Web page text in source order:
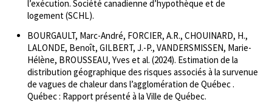
l’exécution. Société canadienne d’hypothèque et de
logement (SCHL).
BOURGAULT, Marc-André, FORCIER, A.R., CHOUINARD, H.,
LALONDE, Benoît, GILBERT, J.-P., VANDERSMISSEN, Marie-
Hélène, BROUSSEAU, Yves et al. (2024). Estimation de la
distribution géographique des risques associés à la survenue
de vagues de chaleur dans l’agglomération de Québec .
Québec : Rapport présenté à la Ville de Québec.